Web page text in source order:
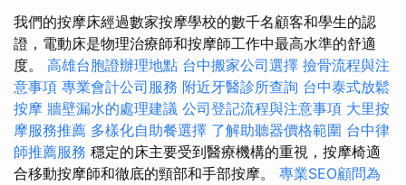
我們的按摩床經過數家按摩學校的數千名顧客和學生的認
證，電動床是物理治療師和按摩師工作中最高水準的舒適
度。 高雄台胞證辦理地點 台中搬家公司選擇 撿骨流程與注
意事項 專業會計公司服務 附近牙醫診所查詢 台中泰式放鬆
按摩 牆壁漏水的處理建議 公司登記流程與注意事項 大里按
摩服務推薦 多樣化自助餐選擇 了解助聽器價格範圍 台中律
師推薦服務 穩定的床主要受到醫療機構的重視，按摩椅適
合移動按摩師和徹底的頸部和手部按摩。 專業SEO顧問為